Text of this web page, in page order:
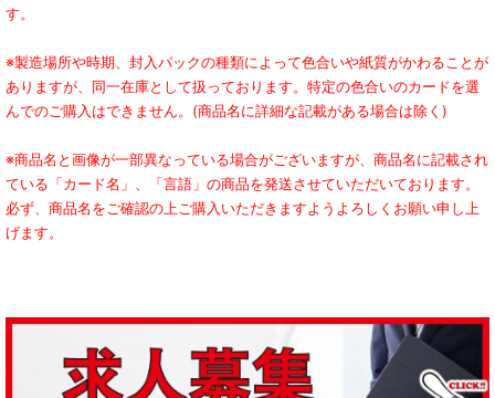
す。
※製造場所や時期、封入パックの種類によって色合いや紙質がかわることが
ありますが、同一在庫として扱っております。特定の色合いのカードを選
んでのご購入はできません。(商品名に詳細な記載がある場合は除く)
※商品名と画像が一部異なっている場合がございますが、商品名に記載され
ている「カード名」、「言語」の商品を発送させていただいております。
必ず、商品名をご確認の上ご購入いただきますようよろしくお願い申し上
げます。